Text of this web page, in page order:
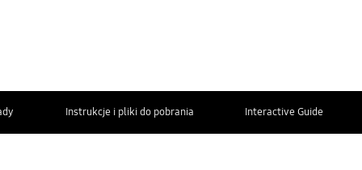
Instrukcje i pliki do pobrania Interactive Guide